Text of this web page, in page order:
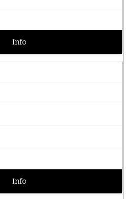
Info
Info